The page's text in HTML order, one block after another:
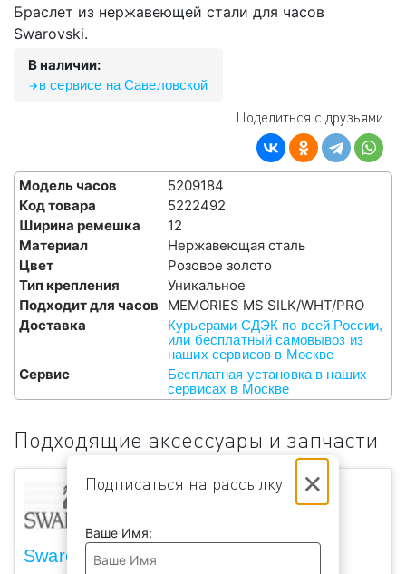
×
Подписаться на рассылку
Ваше Имя:
Браслет из нержавеющей стали для часов
Swarovski.
В наличии:
в сервисе на Савеловской
Поделиться с друзьями
Модель часов
5209184
Код товара
5222492
Ширина ремешка
12
Материал
Нержавеющая сталь
Цвет
Розовое золото
Тип крепления
Уникальное
Подходит для часов
MEMORIES MS SILK/WHT/PRO
Доставка
Курьерами СДЭК по всей России,
или бесплатный самовывоз из
наших сервисов в Москве
Сервис
Бесплатная установка в наших
сервисах в Москве
Подходящие аксессуары и запчасти
Swarovski 5209184